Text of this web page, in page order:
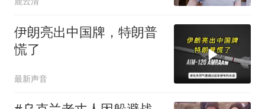
伊朗亮出中国牌，特朗普
慌了
最新声音